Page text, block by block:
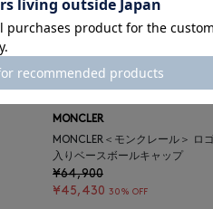
SALE 返品不可
MONCLER
MONCLER＜モンクレール＞ ロゴ
入りベースボールキャップ
¥64,900
¥45,430 30% OFF